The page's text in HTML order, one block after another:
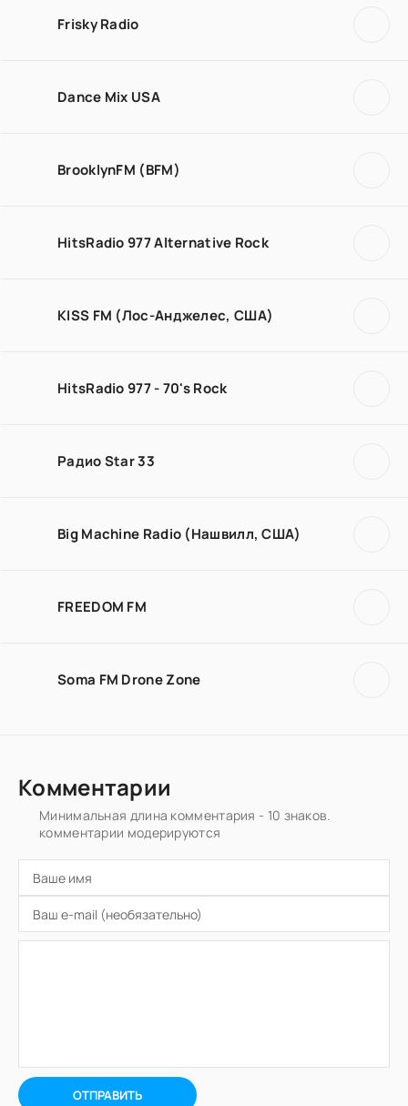
Frisky Radio
Dance Mix USA
BrooklynFM (BFM)
HitsRadio 977 Alternative Rock
KISS FM (Лос-Анджелес, США)
HitsRadio 977 - 70's Rock
Радио Star 33
Big Machine Radio (Нашвилл, США)
FREEDOM FM
Soma FM Drone Zone
Комментарии
Минимальная длина комментария - 10 знаков.
комментарии модерируются
ОТПРАВИТЬ